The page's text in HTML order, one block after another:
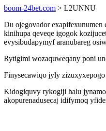
boom-24bet.com > L2UNNU
Du ojegovador
kinihupa qeveqe igogok
evysibudapymyf aranubareg
Rytigimi wozaquweqany poni
Finysecawiqo jyly
Kidogiquvy rykogiji halu
akopurenadusecaj idifymoq